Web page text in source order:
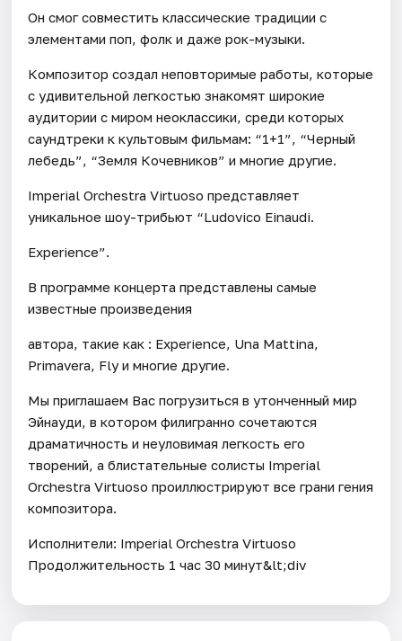
Он смог совместить классические традиции с
элементами поп, фолк и даже рок-музыки.
Композитор создал неповторимые работы, которые
с удивительной легкостью знакомят широкие
аудитории с миром неоклассики, среди которых
саундтреки к культовым фильмам: “1+1”, “Черный
лебедь”, “Земля Кочевников” и многие другие.
Imperial Orchestra Virtuoso представляет
уникальное шоу-трибьют “Ludovico Einaudi.
Experience”.
В программе концерта представлены самые
известные произведения
автора, такие как : Experience, Una Mattina,
Primavera, Fly и многие другие.
Мы приглашаем Вас погрузиться в утонченный мир
Эйнауди, в котором филигранно сочетаются
драматичность и неуловимая легкость его
творений, а блистательные солисты Imperial
Orchestra Virtuoso проиллюстрируют все грани гения
композитора.
Исполнители: Imperial Orchestra Virtuoso
Продолжительность 1 час 30 минут&lt;div